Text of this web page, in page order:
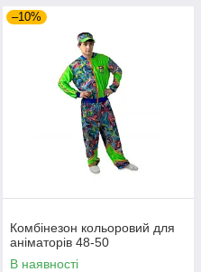
–10%
Комбінезон кольоровий для
аніматорів 48-50
В наявності